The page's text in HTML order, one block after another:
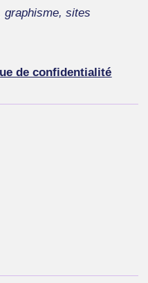
graphisme, sites
de confidentialité